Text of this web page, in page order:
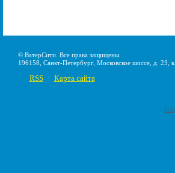
© ВатерСити. Все права защищены.
196158, Санкт-Петербург, Московское шоссе, д.
RSS Карта сайта